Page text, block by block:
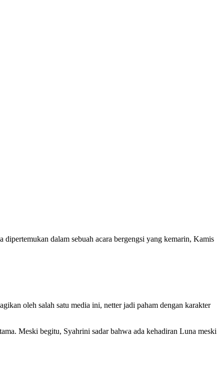
dalam sebuah acara bergengsi yang kemarin, Kamis
oleh salah satu media ini, netter jadi paham dengan karakter
Meski begitu, Syahrini sadar bahwa ada kehadiran Luna meski